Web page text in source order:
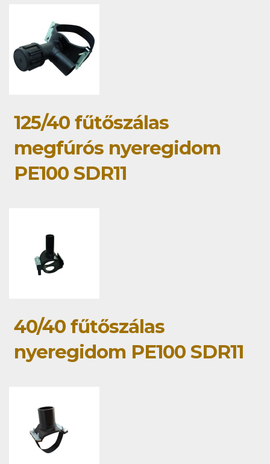
125/40 fűtőszálas
megfúrós nyeregidom
PE100 SDR11
40/40 fűtőszálas
nyeregidom PE100 SDR11